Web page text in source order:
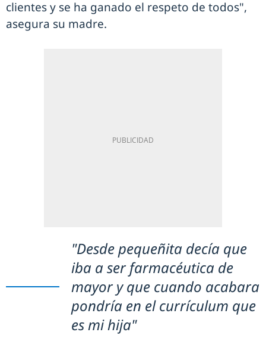
clientes y se ha ganado el respeto de todos",
asegura su madre.
"Desde pequeñita decía que
iba a ser farmacéutica de
mayor y que cuando acabara
pondría en el currículum que
es mi hija"